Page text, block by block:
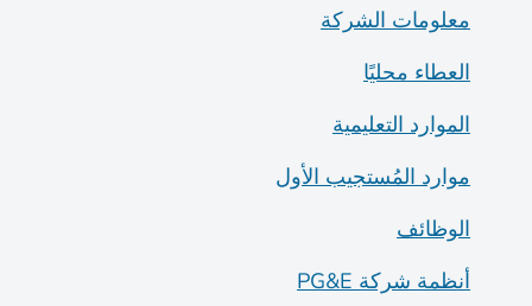
معلومات الشركة
العطاء محليًا
الموارد التعليمية
موارد المُستجيب الأول
الوظائف
أنظمة شركة PG&E